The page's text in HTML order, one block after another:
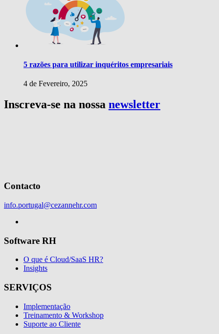
5 razões para utilizar inquéritos empresariais
4 de Fevereiro, 2025
Inscreva-se na nossa newsletter
Contacto
info.portugal@cezannehr.com
Software RH
O que é Cloud/SaaS HR?
Insights
SERVIÇOS
Implementação
Treinamento & Workshop
Suporte ao Cliente